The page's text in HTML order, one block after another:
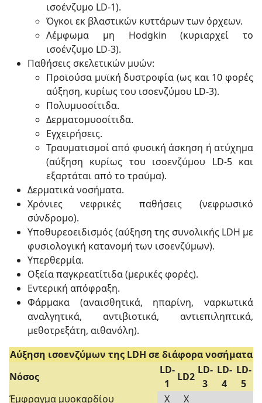
ισοένζυμο LD-1).
Όγκοι εκ βλαστικών κυττάρων των όρχεων.
Λέμφωμα μη Hodgkin (κυριαρχεί το
ισοένζυμο LD-3).
Παθήσεις σκελετικών μυών:
Προϊούσα μυϊκή δυστροφία (ως και 10 φορές
αύξηση, κυρίως του ισοενζύμου LD-3).
Πολυμυοσίτιδα.
Δερματομυοσίτιδα.
Εγχειρήσεις.
Τραυματισμοί από φυσική άσκηση ή ατύχημα
(αύξηση κυρίως του ισοενζύμου LD-5 και
εξαρτάται από το τραύμα).
Δερματικά νοσήματα.
Χρόνιες νεφρικές παθήσεις (νεφρωσικό
σύνδρομο).
Υποθυρεοειδισμός (αύξηση της συνολικής LDΗ με
φυσιολογική κατανομή των ισοενζύμων).
Υπερθερμία.
Οξεία παγκρεατίτιδα (μερικές φορές).
Εντερική απόφραξη.
Φάρμακα (αναισθητικά, ηπαρίνη, ναρκωτικά
αναλγητικά, αντιβιοτικά, αντιεπιληπτικά,
μεθοτρεξάτη, αιθανόλη).
Αύξηση ισοενζύμων της LDH σε διάφορα νοσήματα
Νόσος
LD-
1
LD2
LD-
3
LD-
4
LD-
5
Έμφραγμα μυοκαρδίου
Χ Χ